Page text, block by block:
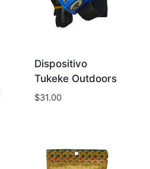
Dispositivo
Tukeke Outdoors
$31.00